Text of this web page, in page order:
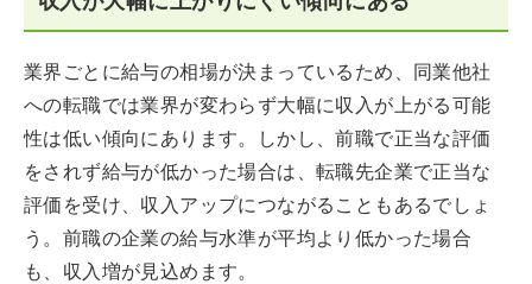
業界ごとに給与の相場が決まっているため、同業他社
への転職では業界が変わらず大幅に収入が上がる可能
性は低い傾向にあります。しかし、前職で正当な評価
をされず給与が低かった場合は、転職先企業で正当な
評価を受け、収入アップにつながることもあるでしょ
う。前職の企業の給与水準が平均より低かった場合
も、収入増が見込めます。